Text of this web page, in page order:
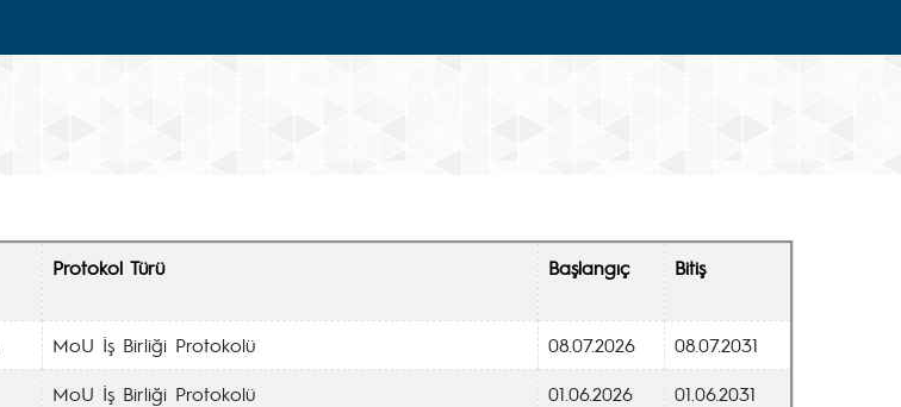
Protokol Türü Başlangıç Bitiş
MoU İş Birliği Protokolü 08.07.2026
08.07.2031
MoU İş Birliği Protokolü 01.06.2026
01.06.2031